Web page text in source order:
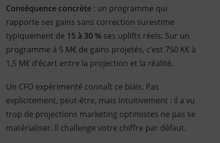
Conséquence concrète : un programme qui
rapporte ses gains sans correction surestime
typiquement de 15 à 30 % ses uplifts réels. Sur un
programme à 5 M€ de gains projetés, c’est 750 K€ à
1,5 M€ d’écart entre la projection et la réalité.
Un CFO expérimenté connaît ce biais. Pas
explicitement, peut-être, mais intuitivement : il a vu
trop de projections marketing optimistes ne pas se
matérialiser. Il challenge votre chiffre par défaut.